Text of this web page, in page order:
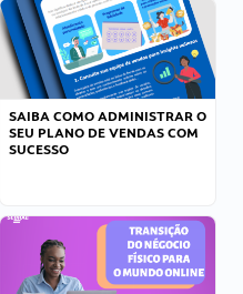
SAIBA COMO ADMINISTRAR O
SEU PLANO DE VENDAS COM
SUCESSO